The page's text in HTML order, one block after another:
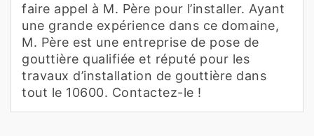
faire appel à M. Père pour l’installer. Ayant
une grande expérience dans ce domaine,
M. Père est une entreprise de pose de
gouttière qualifiée et réputé pour les
travaux d’installation de gouttière dans
tout le 10600. Contactez-le !